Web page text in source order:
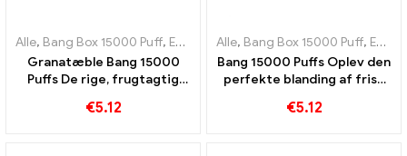
Alle, Bang Box 15000 Puff, Engangs e-cigaretter Sverige ,Engangs
Granatæble Bang 15000
Puffs De rige, frugtagtig
vapers kan nyde
€5.12
Alle, Bang Box 15000 Puff, Engangs e-cigaretter Sverige
Bang 15000 Puffs Oplev den
perfekte blanding af frisk
€5.12